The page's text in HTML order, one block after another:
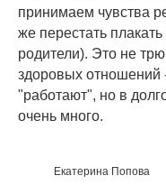
принимаем чувства
же перестать
родители). Это не
здоровых отношений
"работают", но в
очень много.
Екатерина Попова